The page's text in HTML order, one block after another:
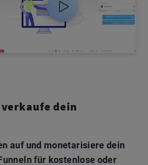
dein
auf und monetarisiere dein
für kostenlose oder